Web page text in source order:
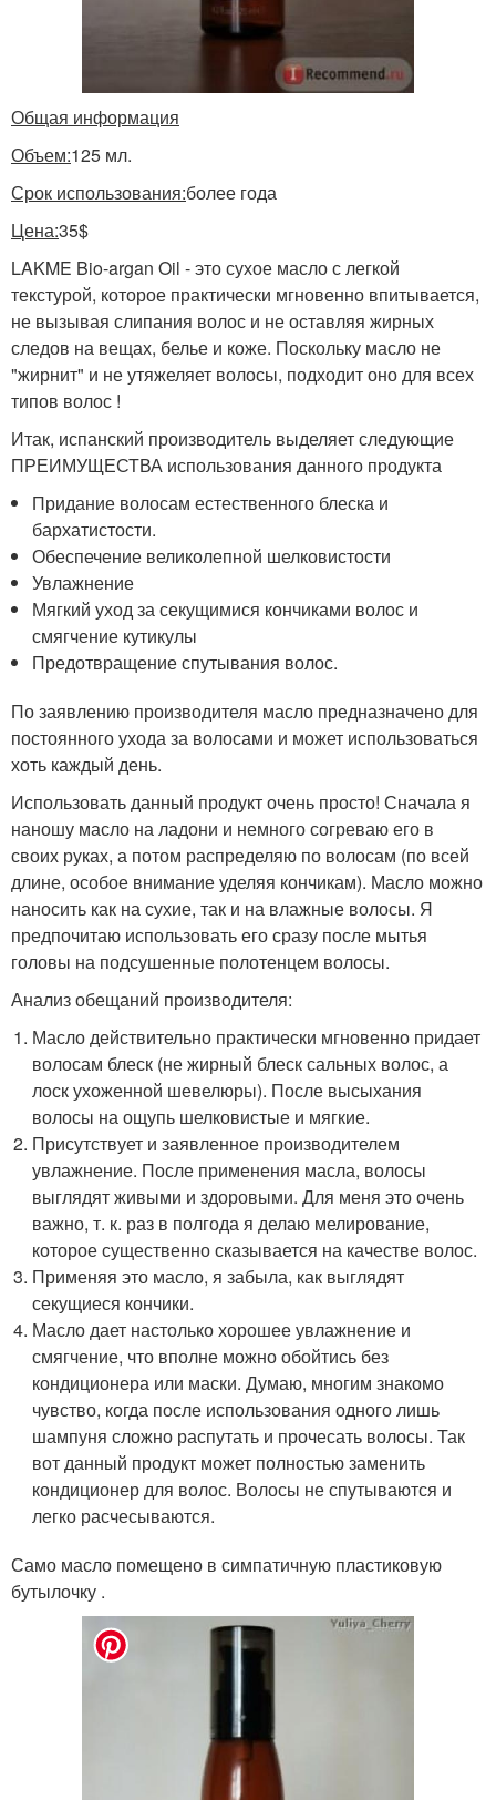
Общая информация
Объем:125 мл.
Срок использования:более года
Цена:35$
LAKME Bio-argan Oil - это сухое масло с легкой
текстурой, которое практически мгновенно впитывается,
не вызывая слипания волос и не оставляя жирных
следов на вещах, белье и коже. Поскольку масло не
"жирнит" и не утяжеляет волосы, подходит оно для всех
типов волос !
Итак, испанский производитель выделяет следующие
ПРЕИМУЩЕСТВА использования данного продукта
Придание волосам естественного блеска и
бархатистости.
Обеспечение великолепной шелковистости
Увлажнение
Мягкий уход за секущимися кончиками волос и
смягчение кутикулы
Предотвращение спутывания волос.
По заявлению производителя масло предназначено для
постоянного ухода за волосами и может использоваться
хоть каждый день.
Использовать данный продукт очень просто! Сначала я
наношу масло на ладони и немного согреваю его в
своих руках, а потом распределяю по волосам (по всей
длине, особое внимание уделяя кончикам). Масло можно
наносить как на сухие, так и на влажные волосы. Я
предпочитаю использовать его сразу после мытья
головы на подсушенные полотенцем волосы.
Анализ обещаний производителя:
Масло действительно практически мгновенно придает
волосам блеск (не жирный блеск сальных волос, а
лоск ухоженной шевелюры). После высыхания
волосы на ощупь шелковистые и мягкие.
Присутствует и заявленное производителем
увлажнение. После применения масла, волосы
выглядят живыми и здоровыми. Для меня это очень
важно, т. к. раз в полгода я делаю мелирование,
которое существенно сказывается на качестве волос.
Применяя это масло, я забыла, как выглядят
секущиеся кончики.
Масло дает настолько хорошее увлажнение и
смягчение, что вполне можно обойтись без
кондиционера или маски. Думаю, многим знакомо
чувство, когда после использования одного лишь
шампуня сложно распутать и прочесать волосы. Так
вот данный продукт может полностью заменить
кондиционер для волос. Волосы не спутываются и
легко расчесываются.
Само масло помещено в симпатичную пластиковую
бутылочку .